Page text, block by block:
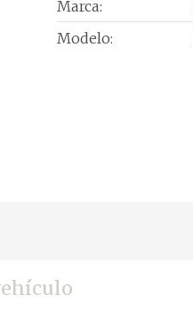
Marca:
Modelo: